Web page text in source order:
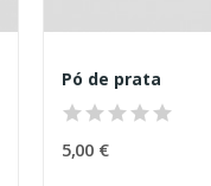
Pó de prata
5,00 €